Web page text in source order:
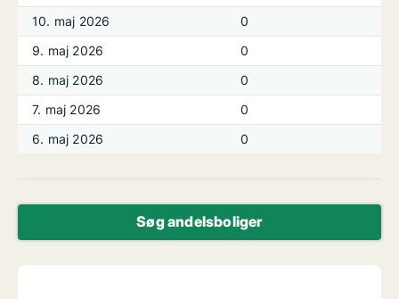
10. maj 2026
0
9. maj 2026
0
8. maj 2026
0
7. maj 2026
0
6. maj 2026
0
Søg andelsboliger